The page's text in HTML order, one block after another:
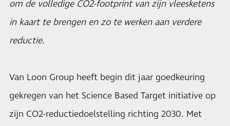
om de volledige CO2-footprint van zijn vleesketens
in kaart te brengen en zo te werken aan verdere
reductie.
Van Loon Group heeft begin dit jaar goedkeuring
gekregen van het Science Based Target initiative op
zijn CO2-reductiedoelstelling richting 2030. Met